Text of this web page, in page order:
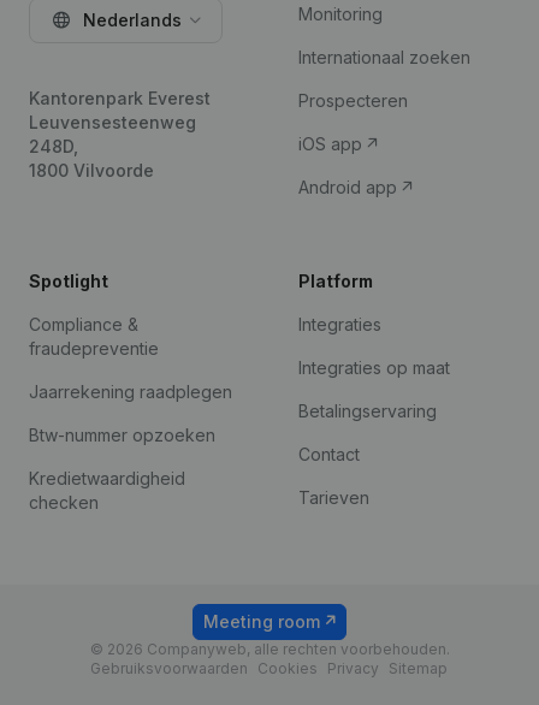
Nederlands
Kantorenpark Everest
Leuvensesteenweg
248D,
1800 Vilvoorde
Monitoring
Internationaal zoeken
Prospecteren
iOS app
Android app
Spotlight
Compliance &
fraudepreventie
Jaarrekening raadplegen
Btw-nummer opzoeken
Kredietwaardigheid
checken
Platform
Integraties
Integraties op maat
Betalingservaring
Contact
Tarieven
© 2026 Companyweb, alle rechten voorbehouden.
Gebruiksvoorwaarden
Cookies Privacy Sitemap
Meeting room